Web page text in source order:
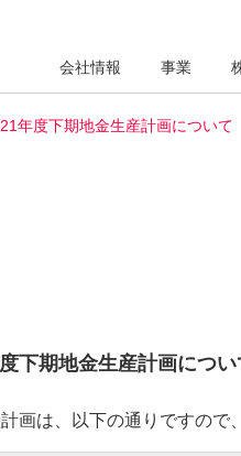
会社情報 事業
年度下期地金生産計画について
下期地金生産計画につい
画は、以下の通りですので